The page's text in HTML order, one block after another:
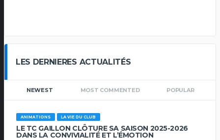
LES DERNIERES ACTUALITÉS
NEWEST MOST COMMENTED POPULAR
ANIMATIONS LA VIE DU CLUB
LE TC GAILLON CLÔTURE SA SAISON 2025-2026
DANS LA CONVIVIALITÉ ET L’ÉMOTION